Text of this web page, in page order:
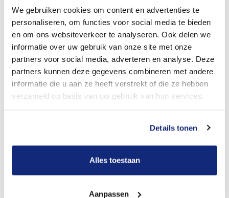
We gebruiken cookies om content en advertenties te
personaliseren, om functies voor social media te bieden
en om ons websiteverkeer te analyseren. Ook delen we
informatie over uw gebruik van onze site met onze
partners voor social media, adverteren en analyse. Deze
partners kunnen deze gegevens combineren met andere
informatie die u aan ze heeft verstrekt of die ze hebben
verzameld op basis van uw gebruik van hun services.
Details tonen
Alles toestaan
Aanpassen
Bekijk tarieven voor begrafenis